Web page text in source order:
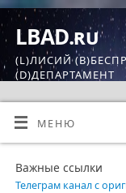
LBAD.ru
(L)ЛИСИЙ
(D)ДЕПАРТАМЕНТ
МЕНЮ
Важные ссылки
Телеграм канал с